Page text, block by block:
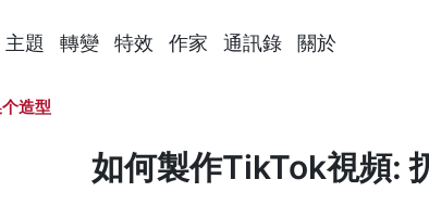
主題 轉變 特效 作家 通訊錄 關於
造型
如何製作TikTok視頻: